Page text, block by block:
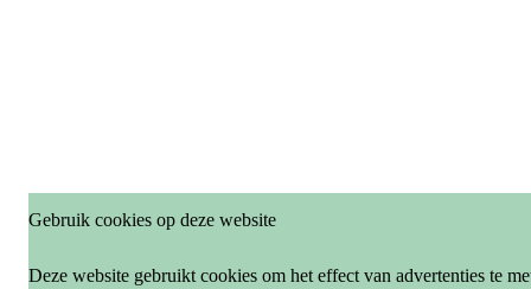
Gebruik cookies op deze website
Deze website gebruikt cookies om het effect van advertenties te